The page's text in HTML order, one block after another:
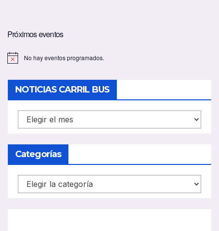
Próximos eventos
No hay eventos programados.
NOTICIAS CARRIL BUS
NOTICIAS
CARRIL
BUS
Categorías
Categorías